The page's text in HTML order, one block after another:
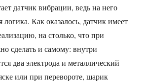
датчик вибрации, ведь на него
логика. Как оказалось, датчик имеет
на столько, что при
сделать и самому: внутри
два электрода и металлический
или при перевороте, шарик